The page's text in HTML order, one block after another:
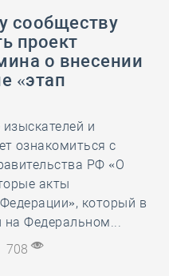
сообществу
проект
о внесении
«этап
и
ознакомиться с
РФ «О
акты
который в
на Федеральном...
708